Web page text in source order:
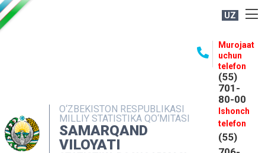
UZ
O‘ZBEKISTON RESPUBLIKASI
MILLIY STATISTIKA QO‘MITASI
SAMARQAND
VILOYATI
Murojaat
uchun
telefon
(55)
701-
80-00
Ishonch
telefon
(55)
MATBUOT XIZMATI
MUROJAATLAR